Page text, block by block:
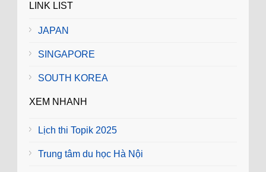
LINK LIST
JAPAN
SINGAPORE
SOUTH KOREA
XEM NHANH
Lịch thi Topik 2025
Trung tâm du học Hà Nội